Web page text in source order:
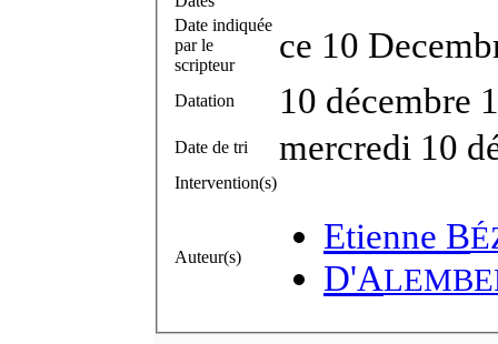
Date indiquée
par le
scripteur
ce 10
Datation 10 décembre
Date de tri mercredi 10
Intervention(s)
Auteur(s)
Etienne B
D'A